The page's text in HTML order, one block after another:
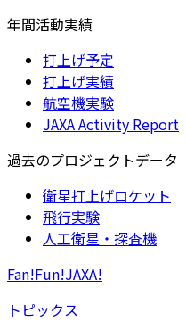
年間活動実績
打上げ予定
打上げ実績
航空機実験
JAXA Activity Report
過去のプロジェクトデータ
衛星打上げロケット
飛行実験
人工衛星・探査機
Fan!Fun!JAXA!
トピックス